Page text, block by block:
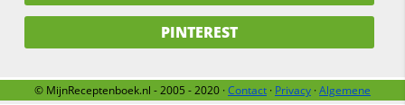
PINTEREST
© MijnReceptenboek.nl - 2005 - 2020 ·Contact · Privacy ·Algemene